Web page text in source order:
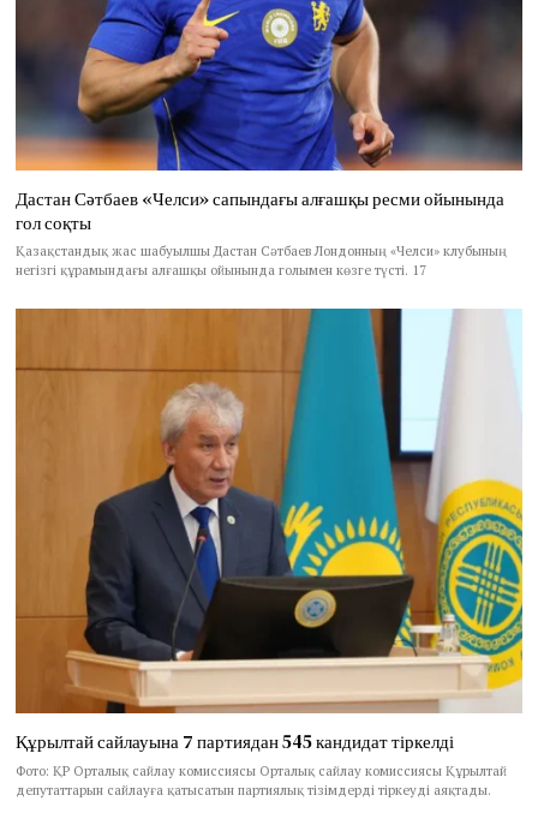
Дастан Сәтбаев «Челси» сапындағы алғашқы ресми ойынында
гол соқты
Қазақстандық жас шабуылшы Дастан Сәтбаев Лондонның «Челси» клубының
негізгі құрамындағы алғашқы ойынында голымен көзге түсті. 17
Құрылтай сайлауына 7 партиядан 545 кандидат тіркелді
Фото: ҚР Орталық сайлау комиссиясы Орталық сайлау комиссиясы Құрылтай
депутаттарын сайлауға қатысатын партиялық тізімдерді тіркеуді аяқтады.